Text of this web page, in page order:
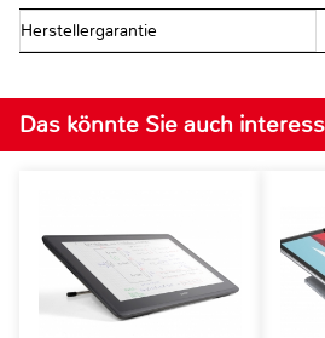
Herstellergarantie
Das könnte Sie auch